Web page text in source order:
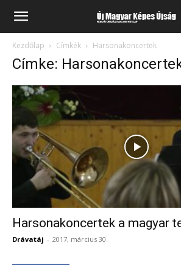
Kezdőlap Címkék Harsonakoncertek
Címke:
Harsonakoncertek a magyar
Drávatáj - 2017, március 30.